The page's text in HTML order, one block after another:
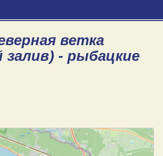
ветка
залив) - рыбацкие